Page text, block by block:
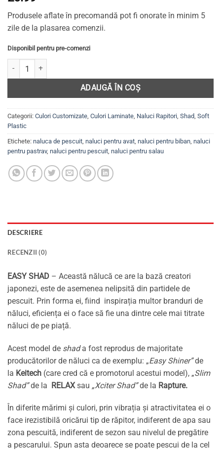
Produsele aflate în precomandă pot fi onorate în minim 5
zile de la plasarea comenzii.
Disponibil pentru pre-comenzi
Cantitate Set 5 năluci Shad pentru șalău, biban, avat, păstrăv, EASY
ADAUGĂ ÎN COȘ
Categorii: Culori Customizate Culori Laminate Naluci Rapitori Shad Soft
Plastic
Etichete: naluca de pescuit naluci pentru avat naluci pentru biban naluci
pentru pastrav, naluci pentru pescuit naluci pentru salau
DESCRIERE
RECENZII (0)
EASY SHAD – Această nălucă ce are la bază creatori
japonezi, este de asemenea nelipsită din partidele de
pescuit. Prin forma ei, fiind inspirația multor branduri de
năluci, eficiența ei o face să fie una dintre cele mai titrate
năluci de pe piață.
Acest model de shada fost reprodus de majoritate
producătorilor de năluci ca de exemplu: „Easy Shiner”de
la Keitech (care cred că e promotorul acestui model), „Slim
Shad”de la RELAXsau „Xciter Shad”de la Rapture.
În diferite mărimi și culori, prin vibrația și atractivitatea ei o
face irezistibilă oricărui tip de răpitor, indiferent de apa sau
zona pescuită, indiferent de sezon sau nivelul de pregătire
a pescarului. Spun asta deoarece se poate pescui de la cel